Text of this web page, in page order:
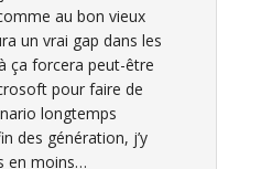
au bon vieux
un vrai gap dans les
ça forcera peut-être
pour faire de
longtemps
des génération, j’y
en moins…